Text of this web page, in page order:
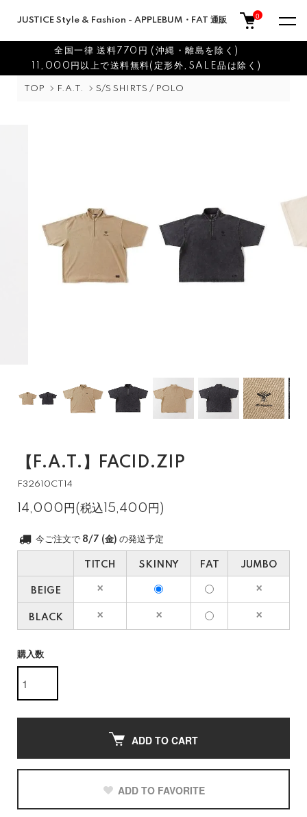
JUSTICE Style & Fashion - APPLEBUM・FAT 通販 0
全国一律 送料770円 (沖縄・離島を除く)
11,000円以上で送料無料(定形外,SALE品は除く)
TOP F.A.T. S/S SHIRTS / POLO
【F.A.T.】FACID.ZIP
F32610CT14
14,000円(税込15,400円)
今ご注文で 8/7 (金) の発送予定
TITCH SKINNY FAT JUMBO
BEIGE
BLACK
購入数
ADD TO CART
ADD TO FAVORITE